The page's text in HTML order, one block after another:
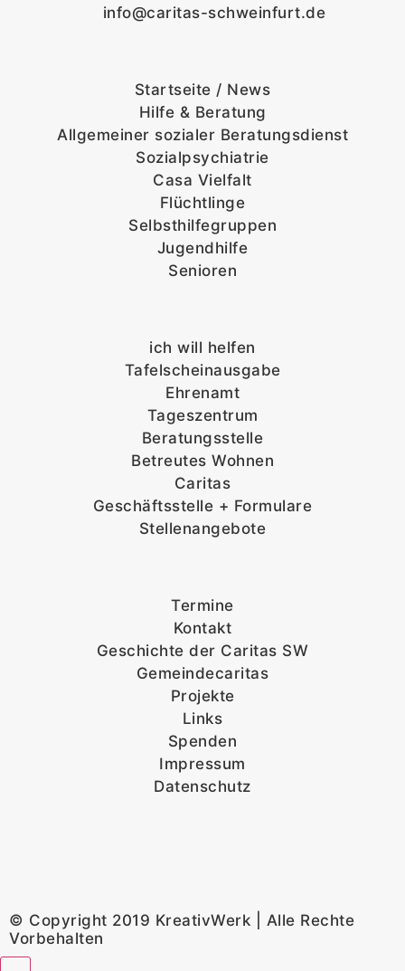
info@caritas-schweinfurt.de
Startseite / News
Hilfe & Beratung
Allgemeiner sozialer Beratungsdienst
Sozialpsychiatrie
Casa Vielfalt
Flüchtlinge
Selbsthilfegruppen
Jugendhilfe
Senioren
ich will helfen
Tafelscheinausgabe
Ehrenamt
Tageszentrum
Beratungsstelle
Betreutes Wohnen
Caritas
Geschäftsstelle + Formulare
Stellenangebote
Termine
Kontakt
Geschichte der Caritas SW
Gemeindecaritas
Projekte
Links
Spenden
Impressum
Datenschutz
© Copyright 2019 KreativWerk | Alle Rechte
Vorbehalten